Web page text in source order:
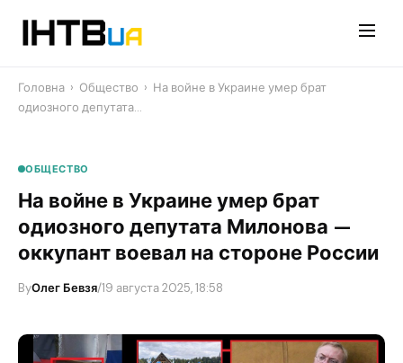
Головна › Общество › ​На войне в Украине умер брат
одиозного депутата…
ОБЩЕСТВО
​На войне в Украине умер брат
одиозного депутата Милонова —
оккупант воевал на стороне России
ByОлег Бевзя/19 августа 2025, 18:58